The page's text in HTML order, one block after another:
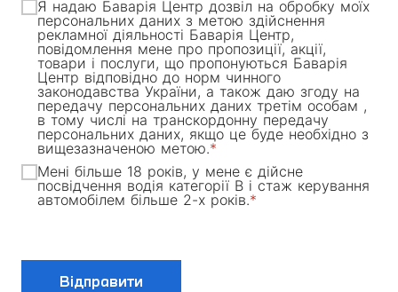
Я надаю Баварія Центр дозвіл на обробку моїх
персональних даних з метою здійснення
рекламної діяльності Баварія Центр,
повідомлення мене про пропозиції, акції,
товари і послуги, що пропонуються Баварія
Центр відповідно до норм чинного
законодавства України, а також даю згоду на
передачу персональних даних третім особам ,
в тому числі на транскордонну передачу
персональних даних, якщо це буде необхідно з
вищезазначеною метою.
Мені більше 18 років, у мене є дійсне
посвідчення водія категорії В і стаж керування
автомобілем більше 2-х років.
Відправити